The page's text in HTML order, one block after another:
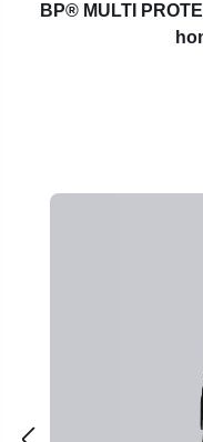
BP® MULTI